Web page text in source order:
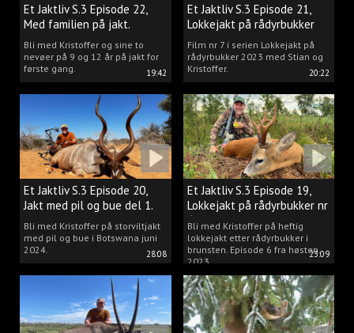
19:42
Et Jaktliv S.3 Episode 22,
Med familien på jakt.
Bli med Kristoffer og sine to
nevøer på 9 og 12 år på jakt for
første gang.
20:22
Et Jaktliv S.3 Episode 21,
Lokkejakt på rådyrbukker
med Stian og Kristoffer
Film nr 7 i serien Lokkejakt på
rådyrbukker 2023 med Stian og
Kristoffer.
28:08
Et Jaktliv S.3 Episode 20,
Jakt med pil og bue del 1.
Bli med Kristoffer på storviltjakt
med pil og bue i Botswana juni
2024.
23:09
Et Jaktliv S.3 Episode 19,
Lokkejakt på rådyrbukker nr
6
Bli med Kristoffer på heftig
lokkejakt etter rådyrbukker i
brunsten. Episode 6 fra høsten
2023.